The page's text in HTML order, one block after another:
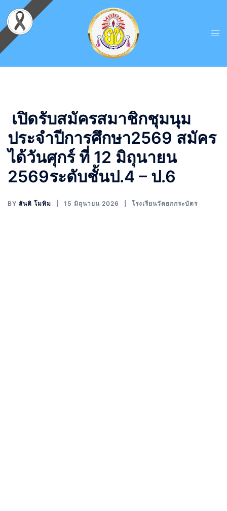
เปิดรับสมัครสมาชิกชุมนุม
ประจำปีการศึกษา2569 สมัคร
ได้วันศุกร์ ที่ 12 มิถุนายน
2569ระดับชั้นป.4 – ป.6
BY สันติ โมทิม 15 มิถุนายน 2026 โรงเรียนวัดยกกระบัตร